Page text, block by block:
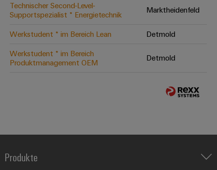
Technischer Second-Level-
Supportspezialist * Energietechnik
Marktheidenfeld
Werkstudent * im Bereich Lean
Detmold
Werkstudent * im Bereich
Produktmanagement OEM
Detmold
Produkte